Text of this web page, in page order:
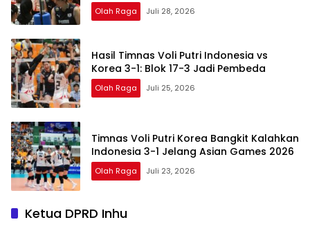
Olah Raga Juli 28, 2026
Hasil Timnas Voli Putri Indonesia vs
Korea 3-1: Blok 17-3 Jadi Pembeda
Olah Raga Juli 25, 2026
Timnas Voli Putri Korea Bangkit Kalahkan
Indonesia 3-1 Jelang Asian Games 2026
Olah Raga Juli 23, 2026
Ketua DPRD Inhu